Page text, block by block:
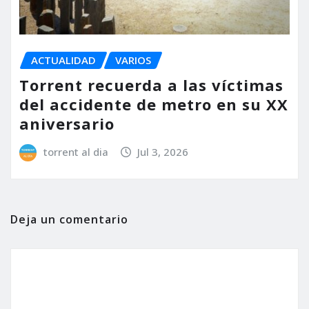
ACTUALIDAD VARIOS
Torrent recuerda a las víctimas
del accidente de metro en su XX
aniversario
torrent al dia Jul 3, 2026
Deja un comentario